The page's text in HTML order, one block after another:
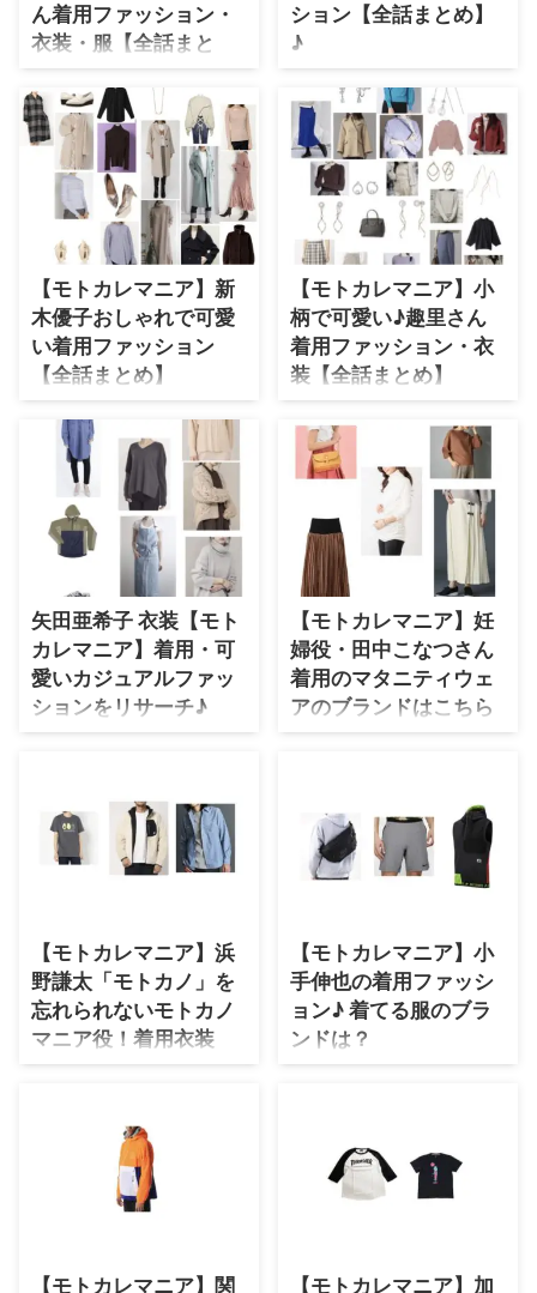
ん着用ファッション・
衣装・服【全話まと
め】
https://twitter.com/muscat_fujitv
/status/1173795604381569025
2019年秋の新ドラマ♫ オープ
ニングテーマは安田レイさんの
「アシンメトリー」♪ 主題歌は超
特急が歌う『Revival Love』♪
2019/10/17日スタート♡ 毎週
放送♫【モトカレマニア】略して
MKM♪ 幸せだった元カレ・マ
コチ（高良健吾）との時間に浸
る、、、そん ...
ション【全話まとめ】
♪
山下（浜野謙太）の元カノ・来栖
（くるす）むぎ役・田中みな実さ
んが【モトカレマニア】で着用し
ている衣装・ファッション・コー
デを紹介していきます＼(^o^)／
着用ファッションが分かり次第随
時アップしていくので、ブックマ
ークなどして楽しみにしていてく
ださいね～(*´艸｀*) それでは
早速チェックしていきましょ
う〜！！ 田中みな実さんのプ
ロフィール（年齢・身長）過去に
出演したドラマの衣装 生年月日
1986年11月23日(歳) 身長 153cm
【モトカレマニア】新
木優子おしゃれで可愛
い着用ファッション
【全話まとめ】
難波ユリカ役の新木優子さんが
【モトカレマニア】の中で着用し
ている服（服装）・衣装（洋服・
ファッション・ブランド・バッ
グ・アクセサリー等）やコーデを
紹介していきます＼(^o^)／ ドラ
マ内で出てくる、ユリカ（新木優
子）の心の声を代弁する5人のユ
リカ、 「いい女ユリカ」「弱気
ユリカ」「堅実ユリカ」 「陰湿
ユリカ」「甘い見通しユリカ」
のファッションも随時リサーチし
ていきますヽ(^o^)丿 着用ファッ
ションが分かり次第随時アップし
【モトカレマニア】小
柄で可愛い♪趣里さん
着用ファッション・衣
装【全話まとめ】
2019年秋の新ドラマ♫ オープ
ニングテーマは安田レイさんの
「アシンメトリー」♪ 主題歌は超
特急が歌う『Revival Love』♪
2019/10/17日スタート♡ 毎週
木曜 フジテレビ系で夜10時から
放送♫【モトカレマニア】略して
MKM♪ 幸せだった元カレ（高
良健吾）との時間に浸る、、、そ
んな難波ユリカ（新木優子）のモ
トカレマニアっぷりに注目♡
山下章生（浜野謙太）に恋する同
僚・加賀千鶴(かがちづる) ...
矢田亜希子 衣装【モト
カレマニア】着用・可
愛いカジュアルファッ
ションをリサーチ♪
こちらのページではバツイチの蓮
マニア】で着用しているファッシ
ョン・衣装（服・バッグ・アクセ
サリー・靴など）やコーデを紹介
の衣装 生年月日 1978年12月23
日(歳) 身長 164cm ドラマ衣装 青
島くんはいじわる ⇒ 矢田亜希子
（やだあきこ）さんの衣装を全部
チェック！ 着用ファッション
【モトカレマニア】妊
婦役・田中こなつさん
着用のマタニティウェ
アのブランドはこちら
♪【第3話ゲスト】
2019年秋の新ドラマ♫ オープニ
ングテーマは安田レイさんの「ア
シンメトリー」♪ 主題歌は超特急
が歌う『Revival Love』♪
放送♫【モトカレマニア】略して
MKM♪ 幸せだった元カレ・マコ
チ（高良健吾）との時間に浸
る、、、そんな難波ユリカ（新木
【モトカレマニア】浜
野謙太「モトカノ」を
忘れられないモトカノ
マニア役！着用衣装
【全話まとめ】
ングテーマは安田レイさんの「ア
シンメトリー」♪ 主題歌は超特急
が歌う『Revival Love』♪
2019/10/17日スタート♡ 毎週
【モトカレマニア】小
手伸也の着用ファッシ
ョン♪ 着てる服のブラ
ンドは？
2019年秋の新ドラマ♫ オープニ
ングテーマは安田レイさんの「ア
シンメトリー」♪ 主題歌は超特急
放送♫【モトカレマニア】略して
【モトカレマニア】関 【モトカレマニア】加